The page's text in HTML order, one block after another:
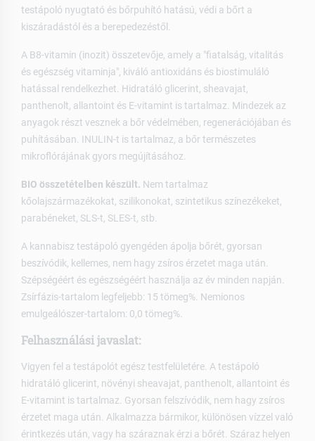
testápoló nyugtató és bőrpuhító hatású, védi a bőrt a
kiszáradástól és a berepedezéstől.
A B8-vitamin (inozit) összetevője, amely a "fiatalság, vitalitás
és egészség vitaminja", kiváló antioxidáns és biostimuláló
hatással rendelkezhet. Hidratáló glicerint, sheavajat,
panthenolt, allantoint és E-vitamint is tartalmaz. Mindezek az
anyagok részt vesznek a bőr védelmében, regenerációjában és
puhításában. INULIN-t is tartalmaz, a bőr természetes
mikroflórájának gyors megújításához.
BIO összetételben készült. Nem tartalmaz
kőolajszármazékokat, szilikonokat, szintetikus színezékeket,
parabéneket, SLS-t, SLES-t, stb.
A kannabisz testápoló gyengéden ápolja bőrét, gyorsan
beszívódik, kellemes, nem hagy zsíros érzetet maga után.
Szépségéért és egészségéért használja az év minden napján.
Zsírfázis-tartalom legfeljebb: 15 tömeg%. Nemionos
emulgeálószer-tartalom: 0,0 tömeg%.
Felhasználási javaslat:
Vigyen fel a testápolót egész testfelületére. A testápoló
hidratáló glicerint, növényi sheavajat, panthenolt, allantoint és
E-vitamint is tartalmaz. Gyorsan felszívódik, nem hagy zsíros
érzetet maga után. Alkalmazza bármikor, különösen vízzel való
érintkezés után, vagy ha száraznak érzi a bőrét. Száraz helyen